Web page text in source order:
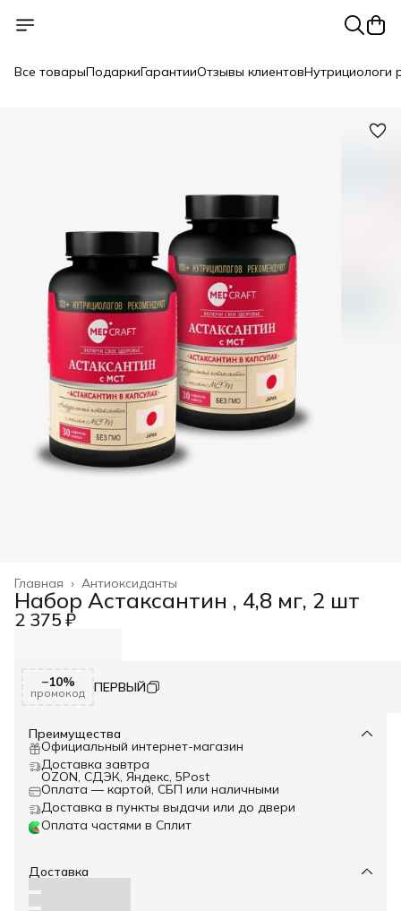
Все товарыПодаркиГарантииОтзывы клиентовНутрициологи
Антиоксиданты
Главная ›
Набор Астаксантин , 4,8 мг, 2 шт
2 375 ₽
−10%
промокод ПЕРВЫЙ
Преимущества
Официальный интернет-магазин
Доставка завтра
OZON, СДЭК, Яндекс, 5Post
Оплата — картой, СБП или наличными
Доставка в пункты выдачи или до двери
Оплата частями в Сплит
Доставка